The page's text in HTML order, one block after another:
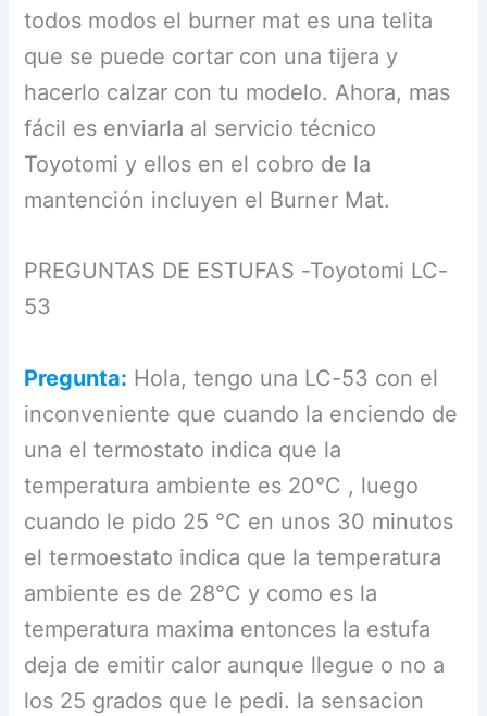
todos modos el burner mat es una telita
que se puede cortar con una tijera y
hacerlo calzar con tu modelo. Ahora, mas
fácil es enviarla al servicio técnico
Toyotomi y ellos en el cobro de la
mantención incluyen el Burner Mat.
PREGUNTAS DE ESTUFAS -Toyotomi LC-
53
Pregunta: Hola, tengo una LC-53 con el
inconveniente que cuando la enciendo de
una el termostato indica que la
temperatura ambiente es 20°C , luego
cuando le pido 25 °C en unos 30 minutos
el termoestato indica que la temperatura
ambiente es de 28°C y como es la
temperatura maxima entonces la estufa
deja de emitir calor aunque llegue o no a
los 25 grados que le pedi. la sensacion